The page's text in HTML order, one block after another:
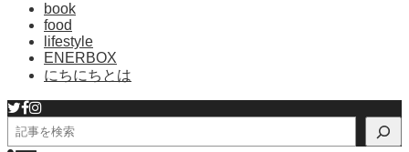
book
food
lifestyle
ENERBOX
にちにちとは
検
索